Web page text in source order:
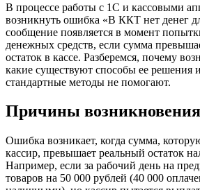
В процессе работы с 1С и кассовыми
возникнуть ошибка «В ККТ нет денег
сообщение появляется в момент
денежных средств, если сумма
остаток в кассе. Разберемся, почему
какие существуют способы ее решения
стандартные методы не помогают.
Причины
Ошибка возникает, когда сумма,
кассир, превышает реальный остаток
Например, если за рабочий день на
товаров на 50 000 рублей (40 000